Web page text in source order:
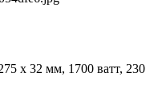
х 32 мм, 1700 ватт, 230